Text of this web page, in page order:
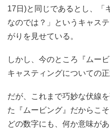
17日)と同じであるとし、「
なのでは？」というキャス
がりを見せている。
しかし、今のところ『ムー
キャスティングについての
だが、これまで巧妙な伏線
た『ムービング』だからこ
どの数字にも、何か意味が